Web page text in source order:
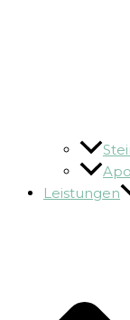
Leistungen